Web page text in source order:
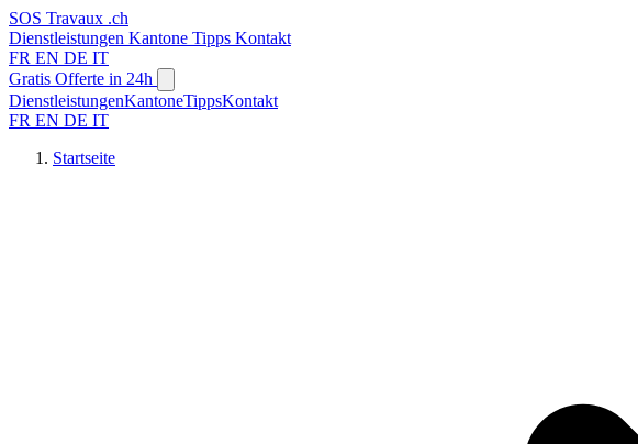
SOS Travaux .ch
Dienstleistungen Kantone Tipps Kontakt
FR EN DE IT
Gratis Offerte in 24h
DienstleistungenKantoneTippsKontakt
FR EN DE IT
Startseite